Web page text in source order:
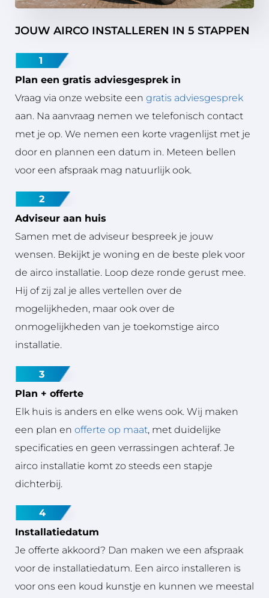
JOUW AIRCO INSTALLEREN IN 5 STAPPEN
1
Plan een gratis adviesgesprek in
Vraag via onze website een gratis adviesgesprek
aan. Na aanvraag nemen we telefonisch contact
met je op. We nemen een korte vragenlijst met je
door en plannen een datum in. Meteen bellen
voor een afspraak mag natuurlijk ook.
2
Adviseur aan huis
Samen met de adviseur bespreek je jouw
wensen. Bekijkt je woning en de beste plek voor
de airco installatie. Loop deze ronde gerust mee.
Hij of zij zal je alles vertellen over de
mogelijkheden, maar ook over de
onmogelijkheden van je toekomstige airco
installatie.
3
Plan + offerte
Elk huis is anders en elke wens ook. Wij maken
een plan en offerte op maat, met duidelijke
specificaties en geen verrassingen achteraf. Je
airco installatie komt zo steeds een stapje
dichterbij.
4
Installatiedatum
Je offerte akkoord? Dan maken we een afspraak
voor de installatiedatum. Een airco installeren is
voor ons een koud kunstje en kunnen we meestal